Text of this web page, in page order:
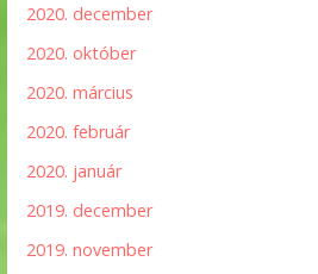
2020. december
2020. október
2020. március
2020. február
2020. január
2019. december
2019. november